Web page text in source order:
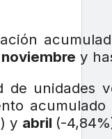
y
de unidades
y abril (-